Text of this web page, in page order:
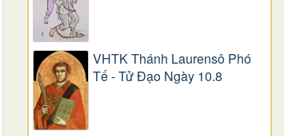
VHTK Thánh Laurensô Phó
Tế - Tử Đạo Ngày 10.8